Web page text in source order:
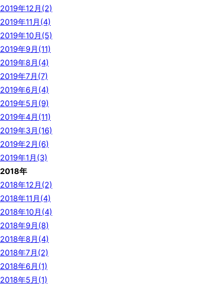
2019年12月(2)
2019年11月(4)
2019年10月(5)
2019年9月(11)
2019年8月(4)
2019年7月(7)
2019年6月(4)
2019年5月(9)
2019年4月(11)
2019年3月(16)
2019年2月(6)
2019年1月(3)
2018年
2018年12月(2)
2018年11月(4)
2018年10月(4)
2018年9月(8)
2018年8月(4)
2018年7月(2)
2018年6月(1)
2018年5月(1)